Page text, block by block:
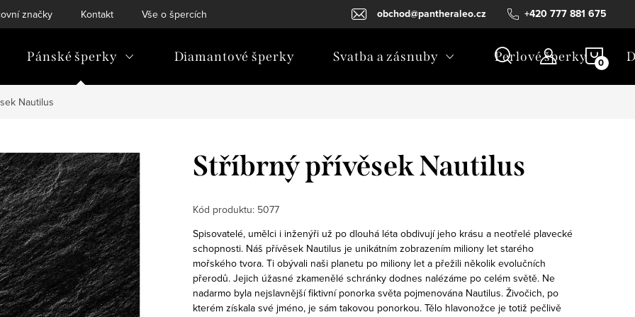
+420 777 881 675
obchod@pantheraleo.cz
značky Kontakt Vše o špercích
Pánské šperky Diamantové šperky Svatba a zásnuby Perlové šperky
Nautilus
Stříbrný přívěsek Nautilus
Kód produktu: 5077
Spisovatelé, umělci i inženýři už po dlouhá léta obdivují jeho krásu a neotřelé plavecké
schopnosti. Náš přívěsek Nautilus je unikátním zobrazením miliony let starého
mořského tvora. Ti obývali naši planetu po miliony let a přežili několik evolučních
přerodů. Jejich úžasné zkamenělé schránky dodnes nalézáme po celém světě. Ne
nadarmo byla nejslavnější fiktivní ponorka světa pojmenována Nautilus. Živočich, po
kterém získala své jméno, je sám takovou ponorkou. Tělo hlavonožce je totiž pečlivě